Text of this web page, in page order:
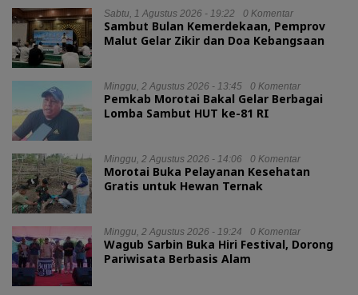
Sabtu, 1 Agustus 2026 - 19:22 0 Komentar
Sambut Bulan Kemerdekaan, Pemprov
Malut Gelar Zikir dan Doa Kebangsaan
Minggu, 2 Agustus 2026 - 13:45 0 Komentar
Pemkab Morotai Bakal Gelar Berbagai
Lomba Sambut HUT ke-81 RI
Minggu, 2 Agustus 2026 - 14:06 0 Komentar
Morotai Buka Pelayanan Kesehatan
Gratis untuk Hewan Ternak
Minggu, 2 Agustus 2026 - 19:24 0 Komentar
Wagub Sarbin Buka Hiri Festival, Dorong
Pariwisata Berbasis Alam